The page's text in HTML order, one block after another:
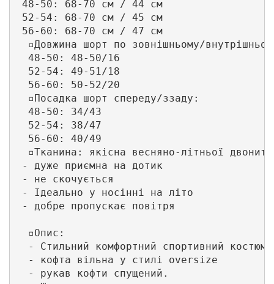
48-50: 68-70 см / 44 см
52-54: 68-70 см / 45 см
56-60: 68-70 см / 47 см
▫️Довжина шорт по зовнішньому/
48-50: 48-50/16
52-54: 49-51/18
56-60: 50-52/20
▫️Посадка шорт спереду/ззаду:
48-50: 34/43
52-54: 38/47
56-60: 40/49
▫️Тканина: якісна весняно-літньої
- дуже приємна на дотик
- не скочується
- Ідеально у носінні на літо
- добре пропускає повітря
▫️Опис:
- Стильний комфортний спортивний
- кофта вільна у стилі oversize
- рукав кофти спущений.